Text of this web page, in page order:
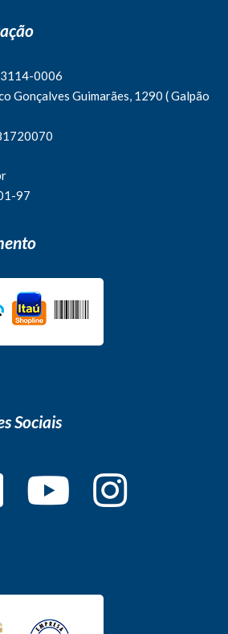
3114-0006
Gonçalves Guimarães, 1290 ( Galpão
97
Sociais